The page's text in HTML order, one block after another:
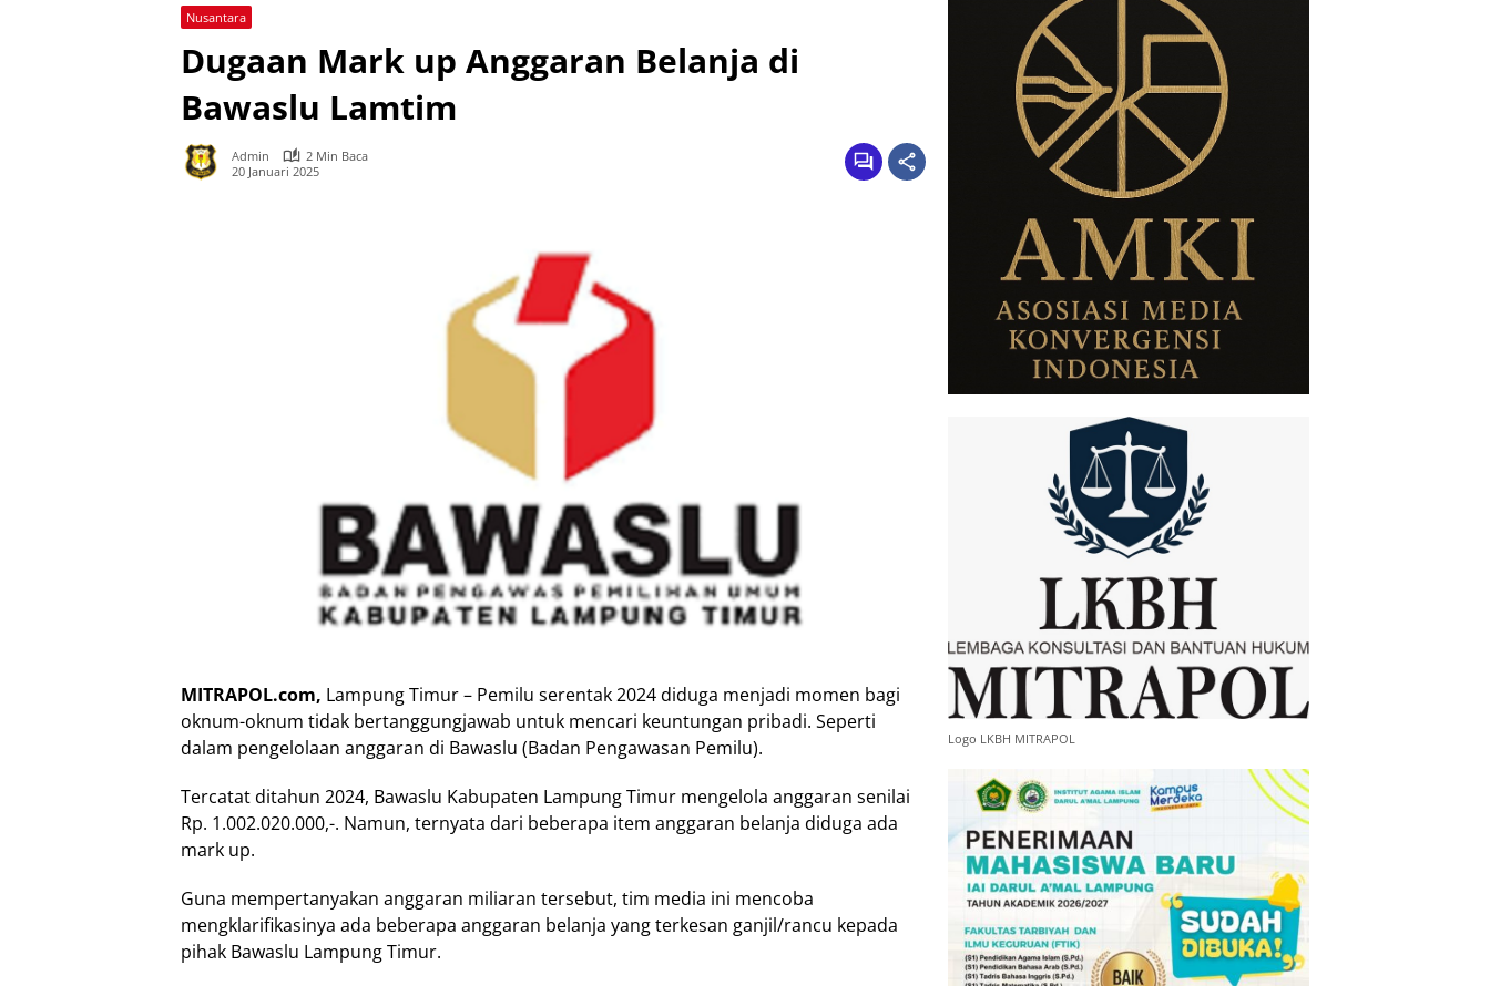
Nusantara
Dugaan Mark up Anggaran Belanja di
Bawaslu Lamtim
Admin
2 Min Baca
20 Januari 2025
MITRAPOL.com, Lampung Timur – Pemilu serentak 2024 diduga menjadi momen bagi
oknum-oknum tidak bertanggungjawab untuk mencari keuntungan pribadi. Seperti
dalam pengelolaan anggaran di Bawaslu (Badan Pengawasan Pemilu).
Tercatat ditahun 2024, Bawaslu Kabupaten Lampung Timur mengelola anggaran senilai
Rp. 1.002.020.000,-. Namun, ternyata dari beberapa item anggaran belanja diduga ada
mark up.
Guna mempertanyakan anggaran miliaran tersebut, tim media ini mencoba
mengklarifikasinya ada beberapa anggaran belanja yang terkesan ganjil/rancu kepada
pihak Bawaslu Lampung Timur.
Logo LKBH MITRAPOL